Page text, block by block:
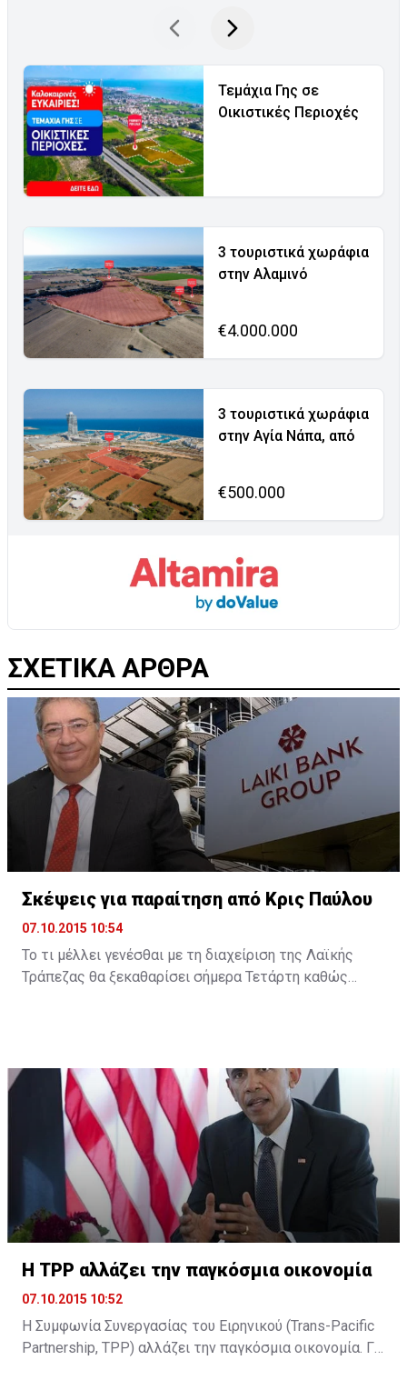
Τεμάχια Γης σε
Οικιστικές Περιοχές
3 τουριστικά χωράφια
στην Αλαμινό
€4.000.000
3 τουριστικά χωράφια
στην Αγία Νάπα, από
€500.000
ΣΧΕΤΙΚΑ ΑΡΘΡΑ
Σκέψεις για παραίτηση από Κρις Παύλου
07.10.2015 10:54
Το τι μέλλει γενέσθαι με τη διαχείριση της Λαϊκής
Τράπεζας θα ξεκαθαρίσει σήμερα Τετάρτη καθώς
δεν έχει ακόμη επιβεβαιωθεί και ο κ. Παύλου
βρίσκεται στην Κεντρική Τράπεζα όπου αναμένεται να
ξεκαθαρίσει η παραμονή του ή όχι ...
H TPP αλλάζει την παγκόσμια οικονομία
07.10.2015 10:52
Η Συμφωνία Συνεργασίας του Ειρηνικού (Trans-Pacific
Partnership, TPP) αλλάζει την παγκόσμια οικονομία. Για